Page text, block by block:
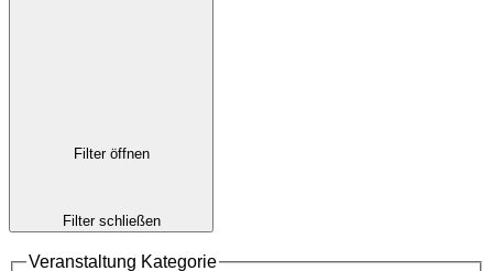
Filter öffnen
Filter schließen
Veranstaltung Kategorie